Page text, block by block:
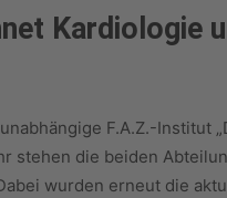
Kardiologie
F.A.Z.-Institut
stehen die beiden
wurden erneut die